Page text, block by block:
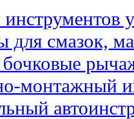
смазок,
монтажный